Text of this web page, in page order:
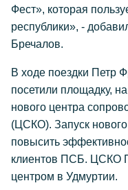
Фест», которая
республики», -
Бречалов.
В ходе поездки Петр
посетили площадку,
нового центра
(ЦСКО). Запуск
повысить
клиентов ПСБ. ЦСКО
центром в Удмуртии.